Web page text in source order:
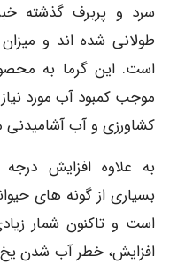
سرد و پربرف گذشته
طولانی شده اند و
است. این گرما به
موجب کمبود آب مورد نیاز
کشاورزی و آب
به علاوه افزایش
بسیاری از گونه های
است و تاکنون شمار
افزایش، خطر آب شدن